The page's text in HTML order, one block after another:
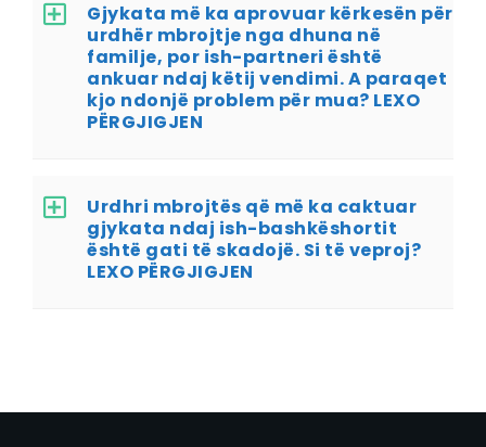
Gjykata më ka aprovuar kërkesën për
urdhër mbrojtje nga dhuna në
familje, por ish-partneri është
ankuar ndaj këtij vendimi. A paraqet
kjo ndonjë problem për mua? LEXO
PËRGJIGJEN
Urdhri mbrojtës që më ka caktuar
gjykata ndaj ish-bashkëshortit
është gati të skadojë. Si të veproj?
LEXO PËRGJIGJEN